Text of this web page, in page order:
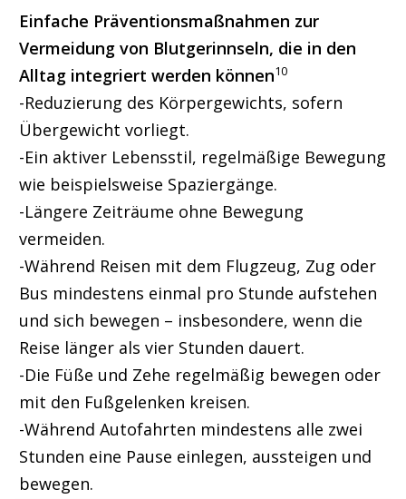
Einfache Präventionsmaßnahmen zur
Vermeidung von Blutgerinnseln, die in den
Alltag integriert werden können10
-Reduzierung des Körpergewichts, sofern
Übergewicht vorliegt.
-Ein aktiver Lebensstil, regelmäßige Bewegung
wie beispielsweise Spaziergänge.
-Längere Zeiträume ohne Bewegung
vermeiden.
-Während Reisen mit dem Flugzeug, Zug oder
Bus mindestens einmal pro Stunde aufstehen
und sich bewegen – insbesondere, wenn die
Reise länger als vier Stunden dauert.
-Die Füße und Zehe regelmäßig bewegen oder
mit den Fußgelenken kreisen.
-Während Autofahrten mindestens alle zwei
Stunden eine Pause einlegen, aussteigen und
bewegen.